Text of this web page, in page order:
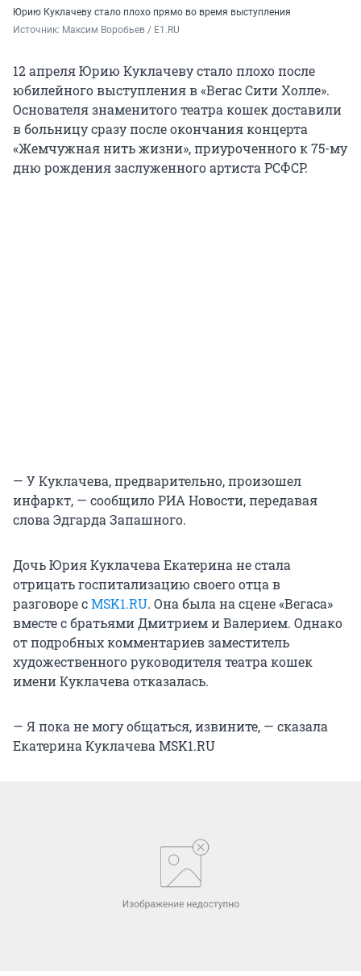
Юрию Куклачеву стало плохо прямо во время выступления
Источник: Максим Воробьев / E1.RU
12 апреля Юрию Куклачеву стало плохо после
юбилейного выступления в «Вегас Сити Холле».
Основателя знаменитого театра кошек доставили
в больницу сразу после окончания концерта
«Жемчужная нить жизни», приуроченного к 75-му
дню рождения заслуженного артиста РСФСР.
— У Куклачева, предварительно, произошел
инфаркт, — сообщило РИА Новости, передавая
слова Эдгарда Запашного.
Дочь Юрия Куклачева Екатерина не стала
отрицать госпитализацию своего отца в
разговоре сMSK1.RU. Она была на сцене «Вегаса»
вместе с братьями Дмитрием и Валерием. Однако
от подробных комментариев заместитель
художественного руководителя театра кошек
имени Куклачева отказалась.
— Я пока не могу общаться, извините, — сказала
Екатерина Куклачева MSK1.RU